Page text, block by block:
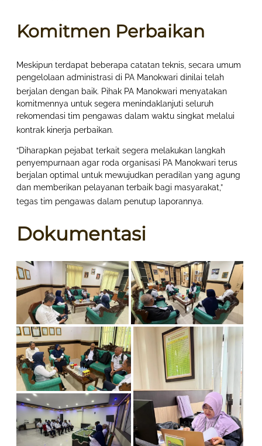
Komitmen Perbaikan
Meskipun terdapat beberapa catatan teknis, secara umum
pengelolaan administrasi di PA Manokwari dinilai telah
berjalan dengan baik. Pihak PA Manokwari menyatakan
komitmennya untuk segera menindaklanjuti seluruh
rekomendasi tim pengawas dalam waktu singkat melalui
kontrak kinerja perbaikan.
“Diharapkan pejabat terkait segera melakukan langkah
penyempurnaan agar roda organisasi PA Manokwari terus
berjalan optimal untuk mewujudkan peradilan yang agung
dan memberikan pelayanan terbaik bagi masyarakat,”
tegas tim pengawas dalam penutup laporannya.
Dokumentasi